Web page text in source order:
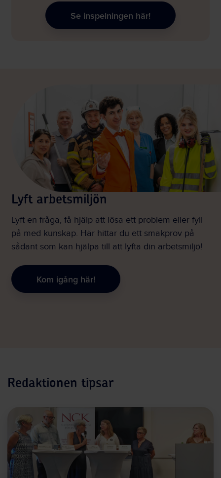
Se inspelningen här!
Lyft arbetsmiljön
Lyft en fråga, få hjälp att lösa ett problem eller fyll
på med kunskap. Här hittar du ett smakprov på
sådant som kan hjälpa till att lyfta din arbetsmiljö!
Kom igång här!
Redaktionen tipsar